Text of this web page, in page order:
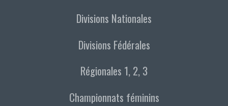
Divisions Nationales
Divisions Fédérales
Régionales 1, 2, 3
Championnats féminins